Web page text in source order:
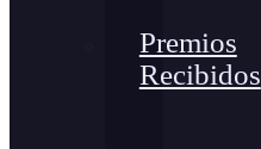
Premios
Recibidos